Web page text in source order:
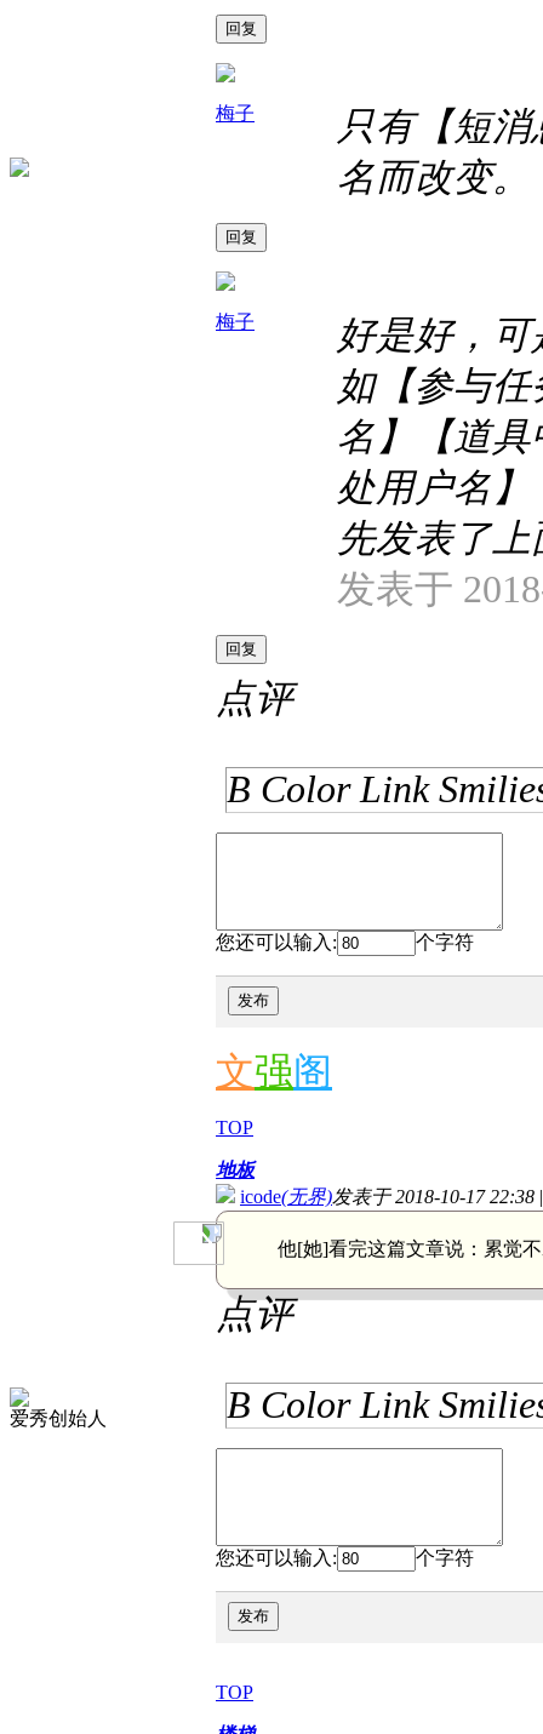
回复
梅子
只有【短
名而改变。
回复
梅子
好是好，
如【参与
名】【道
处用户名
先发表了
发表于
回复
点评
B Color Link
您还可以输入: 个字符
发布
文强阁
TOP
爱秀创始人
地板
icode(无界)发表于 2018-10-17 22:38
他[她]看完这篇文章说： 累觉
点评
B Color Link
您还可以输入: 个字符
发布
TOP